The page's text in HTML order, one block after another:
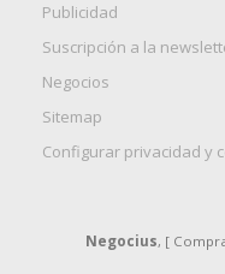
Publicidad
Suscripción a la
Negocios
Sitemap
Configurar privacidad y
Negocius, [